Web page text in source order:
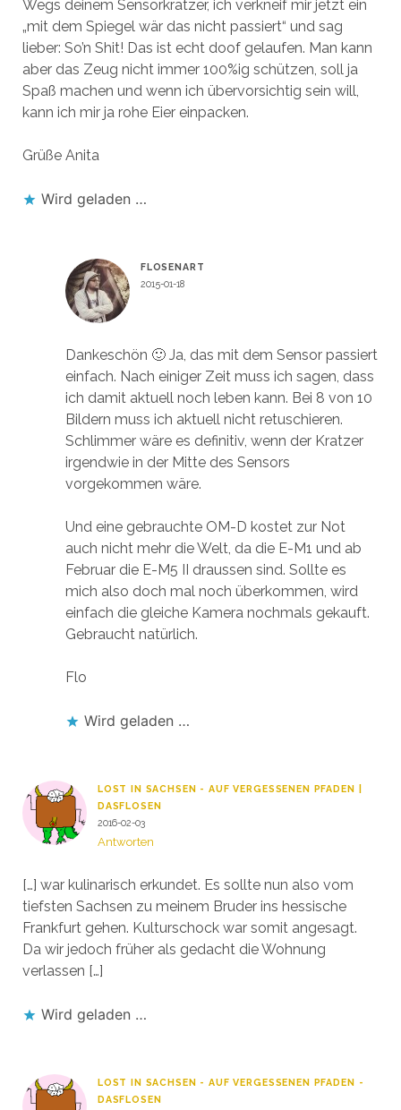
Wegs deinem Sensorkratzer, ich verkneif mir jetzt ein
„mit dem Spiegel wär das nicht passiert“ und sag
lieber: So’n Shit! Das ist echt doof gelaufen. Man kann
aber das Zeug nicht immer 100%ig schützen, soll ja
Spaß machen und wenn ich übervorsichtig sein will,
kann ich mir ja rohe Eier einpacken.
Grüße Anita
Wird geladen …
FLOSENART
2015-01-18
Dankeschön 🙂 Ja, das mit dem Sensor passiert
einfach. Nach einiger Zeit muss ich sagen, dass
ich damit aktuell noch leben kann. Bei 8 von 10
Bildern muss ich aktuell nicht retuschieren.
Schlimmer wäre es definitiv, wenn der Kratzer
irgendwie in der Mitte des Sensors
vorgekommen wäre.
Und eine gebrauchte OM-D kostet zur Not
auch nicht mehr die Welt, da die E-M1 und ab
Februar die E-M5 II draussen sind. Sollte es
mich also doch mal noch überkommen, wird
einfach die gleiche Kamera nochmals gekauft.
Gebraucht natürlich.
Flo
Wird geladen …
LOST IN SACHSEN - AUF VERGESSENEN PFADEN |
DASFLOSEN
2016-02-03
Antworten
[…] war kulinarisch erkundet. Es sollte nun also vom
tiefsten Sachsen zu meinem Bruder ins hessische
Frankfurt gehen. Kulturschock war somit angesagt.
Da wir jedoch früher als gedacht die Wohnung
verlassen […]
Wird geladen …
LOST IN SACHSEN - AUF VERGESSENEN PFADEN -
DASFLOSEN